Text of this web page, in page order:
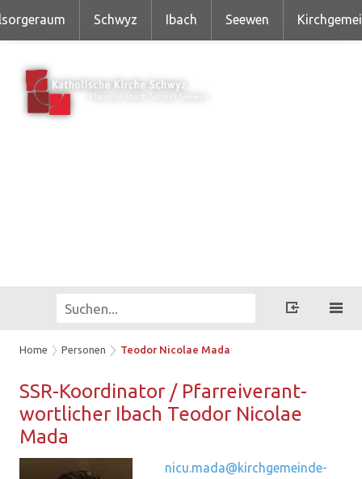
Schwyz Ibach Seewen
Home Personen Teodor Nicolae Mada
SSR-​Koordinator / Pfar­rei­ver­ant­
wort­li­cher Ibach Teo­dor Ni­co­lae
Mada
nicu.mada@kirchgemeinde-